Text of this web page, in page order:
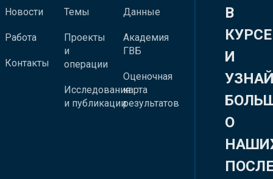
Новости
Работа
Контакты
Темы
Проекты
и
операции
Исследования
и публикации
Данные
Академия
ГВБ
Оценочная
карта
результатов
В
КУРСЕ
И
О